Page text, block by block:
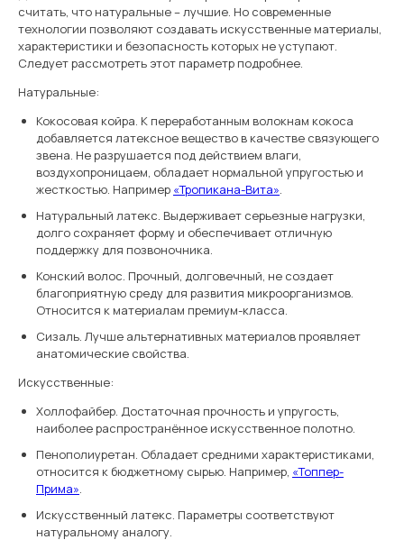
считать, что натуральные – лучшие. Но современные
технологии позволяют создавать искусственные материалы,
характеристики и безопасность которых не уступают.
Следует рассмотреть этот параметр подробнее.
Натуральные:
Кокосовая койра. К переработанным волокнам кокоса
добавляется латексное вещество в качестве связующего
звена. Не разрушается под действием влаги,
воздухопроницаем, обладает нормальной упругостью и
жесткостью. Например «Тропикана-Вита».
Натуральный латекс. Выдерживает серьезные нагрузки,
долго сохраняет форму и обеспечивает отличную
поддержку для позвоночника.
Конский волос. Прочный, долговечный, не создает
благоприятную среду для развития микроорганизмов.
Относится к материалам премиум-класса.
Сизаль. Лучше альтернативных материалов проявляет
анатомические свойства.
Искусственные:
Холлофайбер. Достаточная прочность и упругость,
наиболее распространённое искусственное полотно.
Пенополиуретан. Обладает средними характеристиками,
относится к бюджетному сырью. Например, «Топпер-
Прима».
Искусственный латекс. Параметры соответствуют
натуральному аналогу.